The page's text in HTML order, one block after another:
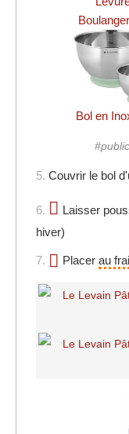
Bol en
5. Couvrir le bol
6. Laisser
hiver)
7. Placer au